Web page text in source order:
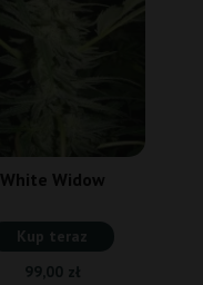
White Widow
Kup teraz
99,00 zł